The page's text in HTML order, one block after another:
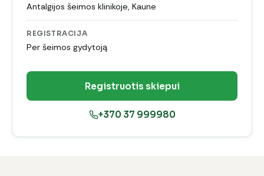
Antalgijos šeimos klinikoje, Kaune
REGISTRACIJA
Per šeimos gydytoją
Registruotis skiepui
+370 37 999980